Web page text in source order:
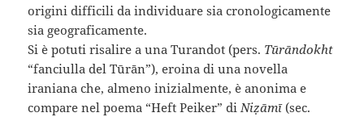
origini difficili da individuare sia cronologicamente
sia geograficamente.
Si è potuti risalire a una Turandot (pers. Tūrāndokht
“fanciulla del Tūrān”), eroina di una novella
iraniana che, almeno inizialmente, è anonima e
compare nel poema “Heft Peiker” di Niẓāmī(sec.